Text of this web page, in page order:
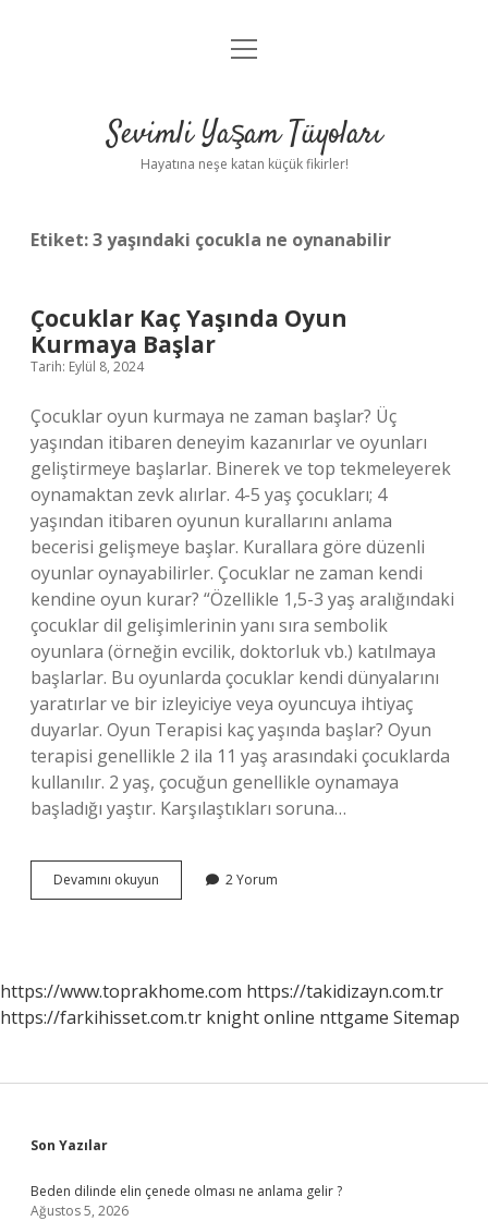
Anasayfa
Yasal Uyarı
menüyü
Sevimli Yaşam Tüyoları
Hayatına neşe katan küçük fikirler!
Etiket:3 yaşındaki çocukla ne oynanabilir
Çocuklar Kaç Yaşında Oyun
Kurmaya Başlar
Tarih: Eylül 8, 2024
Çocuklar oyun kurmaya ne zaman başlar? Üç
yaşından itibaren deneyim kazanırlar ve oyunları
geliştirmeye başlarlar. Binerek ve top tekmeleyerek
oynamaktan zevk alırlar. 4-5 yaş çocukları; 4
yaşından itibaren oyunun kurallarını anlama
becerisi gelişmeye başlar. Kurallara göre düzenli
oyunlar oynayabilirler. Çocuklar ne zaman kendi
kendine oyun kurar? “Özellikle 1,5-3 yaş aralığındaki
çocuklar dil gelişimlerinin yanı sıra sembolik
oyunlara (örneğin evcilik, doktorluk vb.) katılmaya
başlarlar. Bu oyunlarda çocuklar kendi dünyalarını
yaratırlar ve bir izleyiciye veya oyuncuya ihtiyaç
duyarlar. Oyun Terapisi kaç yaşında başlar? Oyun
terapisi genellikle 2 ila 11 yaş arasındaki çocuklarda
kullanılır. 2 yaş, çocuğun genellikle oynamaya
başladığı yaştır. Karşılaştıkları soruna…
Devamını okuyun Çocuklar
Kaç
2 Yorum
https://www.toprakhome.com https://takidizayn.com.tr
https://farkihisset.com.tr knight online nttgame Sitemap
Sidebar
Son Yazılar
Beden dilinde elin çenede olması ne anlama gelir ?
Ağustos 5, 2026